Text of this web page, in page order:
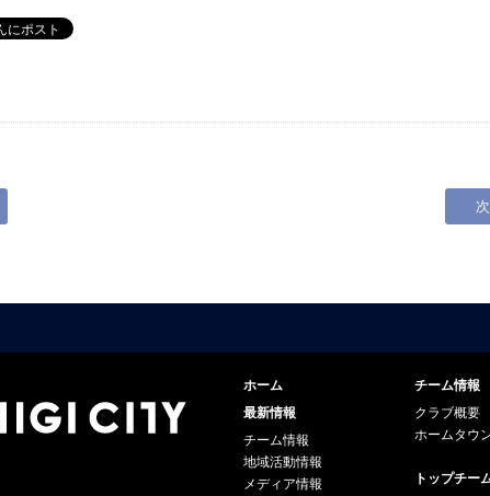
ホーム
最新情報
チーム情報
地域活動情報
メディア情報
チーム情報
クラブ概要
ホームタウ
トップチー